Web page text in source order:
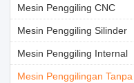
Mesin Penggiling CNC
Mesin Penggiling Silinder
Mesin Penggiling Internal
Mesin Penggilingan